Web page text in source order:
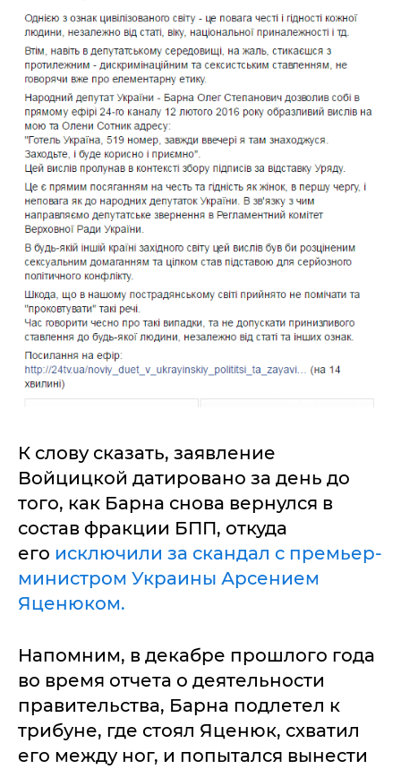
К слову сказать, заявление
Войцицкой датировано за день до
того, как Барна снова вернулся в
состав фракции БПП, откуда
его исключили за скандал с премьер-
министром Украины Арсением
Яценюком.
Напомним, в декабре прошлого года
во время отчета о деятельности
правительства, Барна подлетел к
трибуне, где стоял Яценюк, схватил
его между ног, и попытался вынести